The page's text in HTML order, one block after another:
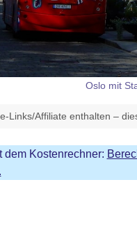
Oslo mit
Links/Affiliate enthalten –
dem Kostenrechner: